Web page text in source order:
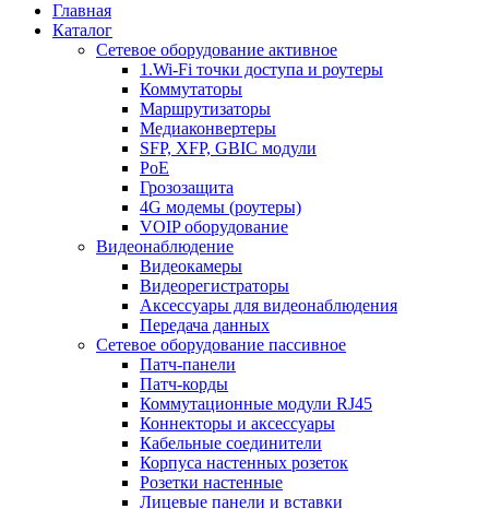
Главная
Каталог
Сетевое оборудование активное
1.Wi-Fi точки доступа и роутеры
Коммутаторы
Маршрутизаторы
Медиаконвертеры
SFP, XFP, GBIC модули
PoE
Грозозащита
4G модемы (роутеры)
VOIP оборудование
Видеонаблюдение
Видеокамеры
Видеорегистраторы
Аксессуары для видеонаблюдения
Передача данных
Сетевое оборудование пассивное
Патч-панели
Патч-корды
Коммутационные модули RJ45
Коннекторы и аксессуары
Кабельные соединители
Корпуса настенных розеток
Розетки настенные
Лицевые панели и вставки